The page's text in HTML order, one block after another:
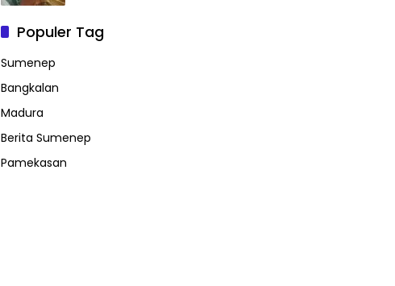
Populer Tag
Sumenep
Bangkalan
Madura
Berita Sumenep
Pamekasan